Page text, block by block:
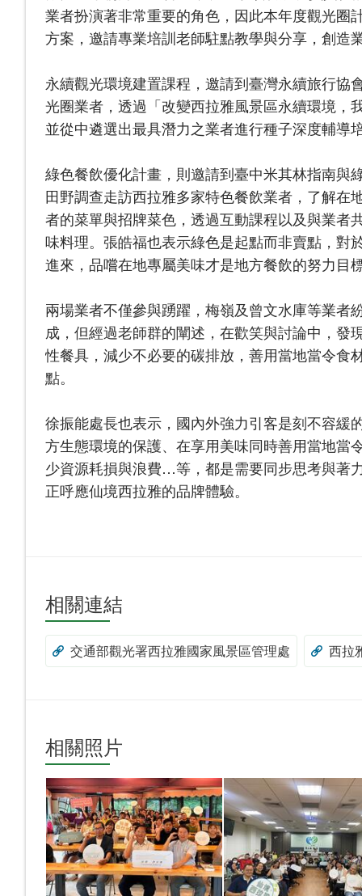
業者扮演著非常重要的角色，因此本年度觀光圈
方案，邀請專業培訓老師駐點教學與分享，創造
永續觀光環境建置課程，邀請到臺灣永續旅行
光圈業者，透過「改變西拉雅風景區永續環境，
並從中遴選出最具潛力之業者進行種子深度輔導
綠色餐飲優化計畫，則邀請到臺中米其林指南與
田野調查走訪西拉雅多家特色餐飲業者，了解
者的菜單與招牌菜色，透過互動課程以及與業者
味料理。張皓福也表示綠色是起點而非賣點，對
進來，品嚐在地專屬美味才是地方餐飲的努力目
兩場業者不僅參與踴躍，梅嶺及曾文水庫等業
成，但經過老師群的闡述，在歡笑與討論中，
性餐具，減少不必要的碳排放，善用當地當令食
點。
徐振能處長也表示，國內外強力引客是刻不容緩
方生態環境的保護、在享用美味同時善用當地當
少資源耗損與浪費…等，都是需要同步思考與著
正呼應仙境西拉雅的品牌體驗。
相關連結
交通部觀光署西拉雅國家風景區管理處 西拉
相關照片